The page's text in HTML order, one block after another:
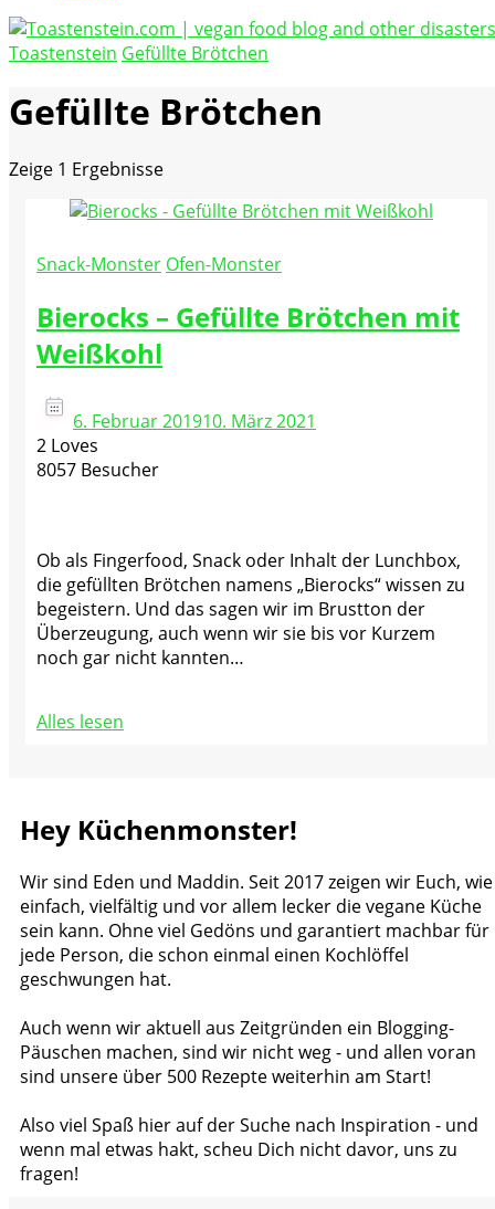
Toastenstein.com
Toastenstein Gefüllte Brötchen
Gefüllte Brötchen
Zeige 1 Ergebnisse
Snack-Monster Ofen-Monster
Bierocks – Gefüllte Brötchen mit
Weißkohl
6. Februar 201910. März 2021
2 Loves
8057 Besucher
Ob als Fingerfood, Snack oder Inhalt der Lunchbox,
die gefüllten Brötchen namens „Bierocks“ wissen zu
begeistern. Und das sagen wir im Brustton der
Überzeugung, auch wenn wir sie bis vor Kurzem
noch gar nicht kannten…
Alles lesen
Hey Küchenmonster!
Wir sind Eden und Maddin. Seit 2017 zeigen wir Euch, wie
einfach, vielfältig und vor allem lecker die vegane Küche
sein kann. Ohne viel Gedöns und garantiert machbar für
jede Person, die schon einmal einen Kochlöffel
geschwungen hat.
Auch wenn wir aktuell aus Zeitgründen ein Blogging-
Päuschen machen, sind wir nicht weg - und allen voran
sind unsere über 500 Rezepte weiterhin am Start!
Also viel Spaß hier auf der Suche nach Inspiration - und
wenn mal etwas hakt, scheu Dich nicht davor, uns zu
fragen!